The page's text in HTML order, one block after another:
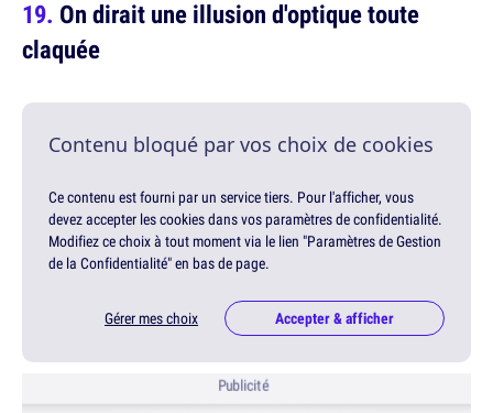
On dirait une illusion d'optique toute
claquée
Contenu bloqué par vos choix de cookies
Ce contenu est fourni par un service tiers. Pour l'afficher, vous
devez accepter les cookies dans vos paramètres de confidentialité.
Modifiez ce choix à tout moment via le lien "Paramètres de Gestion
de la Confidentialité" en bas de page.
Gérer mes choix Accepter & afficher
Publicité